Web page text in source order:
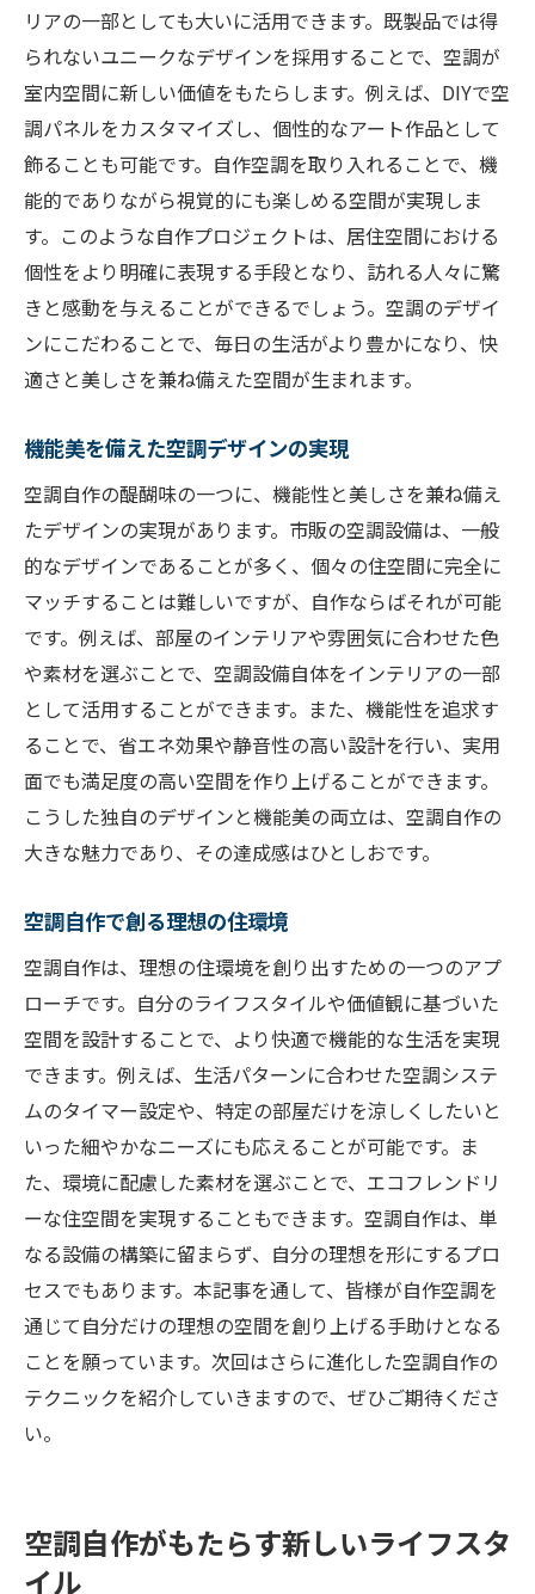
リアの一部としても大いに活用できます。既製品では得
られないユニークなデザインを採用することで、空調が
室内空間に新しい価値をもたらします。例えば、DIYで空
調パネルをカスタマイズし、個性的なアート作品として
飾ることも可能です。自作空調を取り入れることで、機
能的でありながら視覚的にも楽しめる空間が実現しま
す。このような自作プロジェクトは、居住空間における
個性をより明確に表現する手段となり、訪れる人々に驚
きと感動を与えることができるでしょう。空調のデザイ
ンにこだわることで、毎日の生活がより豊かになり、快
適さと美しさを兼ね備えた空間が生まれます。
機能美を備えた空調デザインの実現
空調自作の醍醐味の一つに、機能性と美しさを兼ね備え
たデザインの実現があります。市販の空調設備は、一般
的なデザインであることが多く、個々の住空間に完全に
マッチすることは難しいですが、自作ならばそれが可能
です。例えば、部屋のインテリアや雰囲気に合わせた色
や素材を選ぶことで、空調設備自体をインテリアの一部
として活用することができます。また、機能性を追求す
ることで、省エネ効果や静音性の高い設計を行い、実用
面でも満足度の高い空間を作り上げることができます。
こうした独自のデザインと機能美の両立は、空調自作の
大きな魅力であり、その達成感はひとしおです。
空調自作で創る理想の住環境
空調自作は、理想の住環境を創り出すための一つのアプ
ローチです。自分のライフスタイルや価値観に基づいた
空間を設計することで、より快適で機能的な生活を実現
できます。例えば、生活パターンに合わせた空調システ
ムのタイマー設定や、特定の部屋だけを涼しくしたいと
いった細やかなニーズにも応えることが可能です。ま
た、環境に配慮した素材を選ぶことで、エコフレンドリ
ーな住空間を実現することもできます。空調自作は、単
なる設備の構築に留まらず、自分の理想を形にするプロ
セスでもあります。本記事を通して、皆様が自作空調を
通じて自分だけの理想の空間を創り上げる手助けとなる
ことを願っています。次回はさらに進化した空調自作の
テクニックを紹介していきますので、ぜひご期待くださ
い。
空調自作がもたらす新しいライフスタ
イル